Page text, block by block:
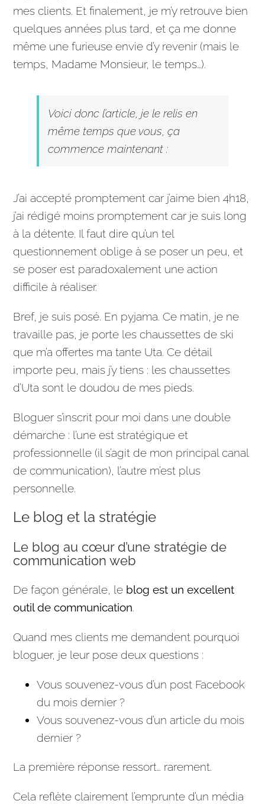
mes clients. Et finalement, je m’y retrouve bien
quelques années plus tard, et ça me donne
même une furieuse envie d’y revenir (mais le
temps, Madame Monsieur, le temps…).
Voici donc l’article , je le relis en
même temps que vous, ça
commence maintenant :
J’ai accepté promptement car j’aime bien 4h18,
j’ai rédigé moins promptement car je suis long
à la détente. Il faut dire qu’un tel
questionnement oblige à se poser un peu, et
se poser est paradoxalement une action
difficile à réaliser.
Bref, je suis posé. En pyjama. Ce matin, je ne
travaille pas, je porte les chaussettes de ski
que m’a offertes ma tante Uta. Ce détail
importe peu, mais j’y tiens : les chaussettes
d’Uta sont le doudou de mes pieds.
Bloguer s’inscrit pour moi dans une double
démarche : l’une eststratégique et
professionnelle (il s’agit de mon principal canal
decommunication), l’autre m’est plus
personnelle.
Le blog et la stratégie
Le blog au cœur d’une stratégie de
communication web
De façon générale, le blog est un excellent
outil decommunication.
Quand mes clients me demandent pourquoi
bloguer, je leur pose deux questions :
Vous souvenez-vous d’un post Facebook
du mois dernier ?
Vous souvenez-vous d’unarticle du mois
dernier ?
La première réponse ressort… rarement.
Cela reflète clairement l’emprunte d’un média